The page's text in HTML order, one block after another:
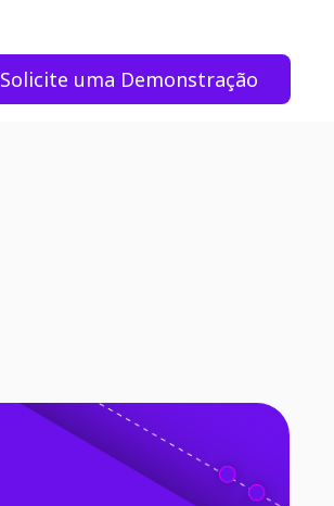
Solicite uma Demonstração